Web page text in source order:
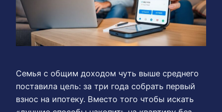
Семья с общим доходом чуть выше среднего
поставила цель: за три года собрать первый
взнос на ипотеку. Вместо того чтобы искать